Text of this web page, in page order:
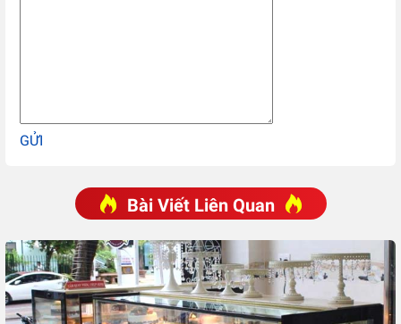
GỬI
Bài Viết Liên Quan